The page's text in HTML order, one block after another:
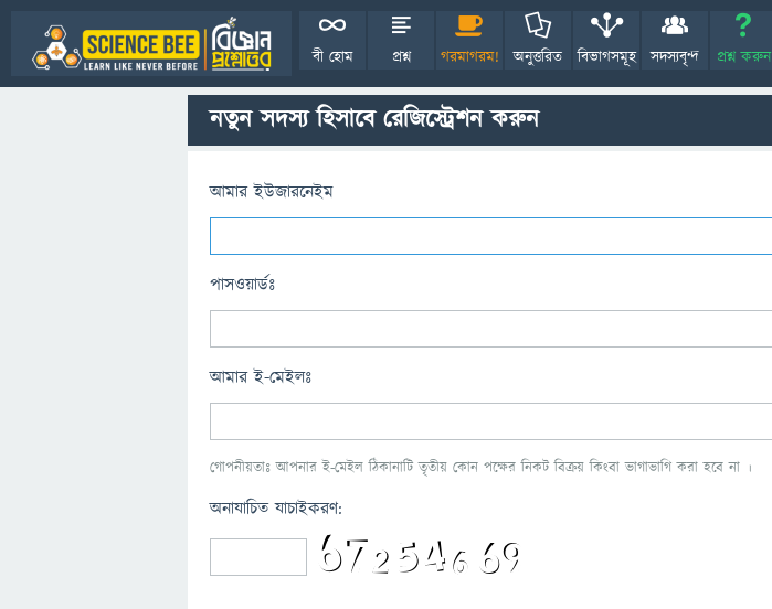
বী হোম প্রশ্ন গরমাগরম! অনুত্তরিত বিভাগসমূহ সদস্যবৃন্দ প্রশ্ন করুন
নতুন সদস্য হিসাবে রেজিস্ট্রেশন করুন
আমার ইউজারনেইম
পাসওয়ার্ডঃ
আমার ই-মেইলঃ
গোপনীয়তাঃ আপনার ই-মেইল ঠিকানাটি তৃতীয় কোন পক্ষের নিকট বিক্রয় কিংবা ভাগাভাগি করা হবে না ।
অনাযাচিত যাচাইকরণ: